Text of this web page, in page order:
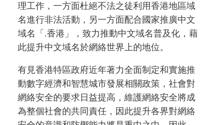
理工作，一方面杜絕不法之徒利用香港地區域
名進行非法活動，另一方面配合國家推廣中文
域名「.香港」，致力推動中文域名普及化，藉
此提升中文域名於網絡世界上的地位。
有見香港特區政府近年著力全面制定和實施推
動數字經濟和智慧城市發展相關政策，社會對
網絡安全的要求日益提高，維護網絡安全將成
為整個社會的共同責任，因此提升各界對網絡